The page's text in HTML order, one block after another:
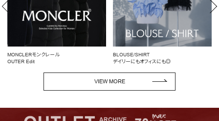
BLOUSE/SHIRT
デイリーにもオフィスにも◎
女性らしいシルエットを引き立てる
ペプラムトップス
VIEW MORE